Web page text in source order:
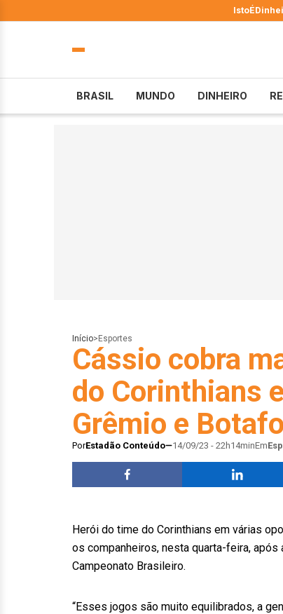
IstoÉ
BRASIL MUNDO DINHEIRO
Início> Esportes
Cássio cobra
do Corinthians
Grêmio e
PorEstadão Conteúdo 14/09/23 - 22h14minEm
Herói do time do Corinthians em várias
os companheiros, nesta quarta-feira,
Campeonato Brasileiro.
“Esses jogos são muito equilibrados, a